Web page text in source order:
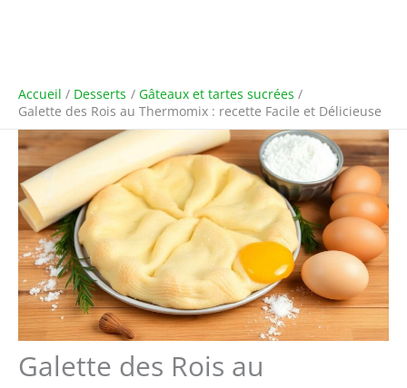
Accueil Desserts
Gâteaux et tartes sucrées
Galette des Rois au Thermomix : recette Facile et Délicieuse
Galette des Rois au